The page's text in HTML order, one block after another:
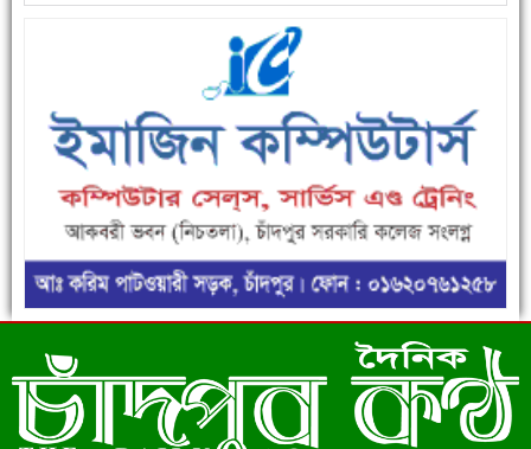
ফরিদগঞ্জে ড্রেন ও সড়ক নির্মাণে ধীরগতি জনদুর্ভোগ চরমে